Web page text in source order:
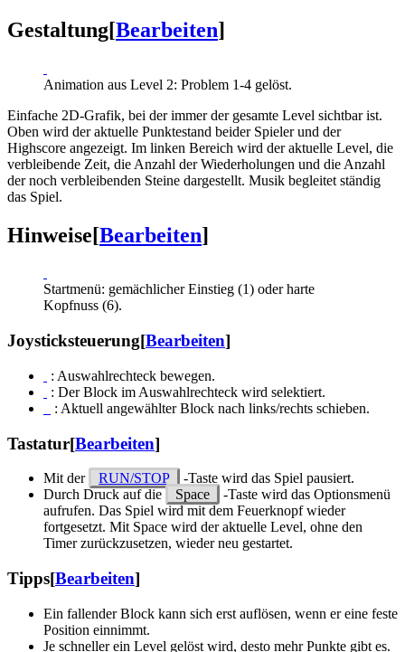
Gestaltung[Bearbeiten]
Animation aus Level 2: Problem 1-4 gelöst.
Einfache 2D-Grafik, bei der immer der gesamte Level sichtbar ist.
Oben wird der aktuelle Punktestand beider Spieler und der
Highscore angezeigt. Im linken Bereich wird der aktuelle Level, die
verbleibende Zeit, die Anzahl der Wiederholungen und die Anzahl
der noch verbleibenden Steine dargestellt. Musik begleitet ständig
das Spiel.
Hinweise[Bearbeiten]
Startmenü: gemächlicher Einstieg (1) oder harte
Kopfnuss (6).
Joysticksteuerung[Bearbeiten]
: Auswahlrechteck bewegen.
: Der Block im Auswahlrechteck wird selektiert.
: Aktuell angewählter Block nach links/rechts schieben.
Tastatur[Bearbeiten]
Mit der RUN/STOP
-Taste wird das Spiel pausiert.
Durch Druck auf die
Space
-Taste wird das Optionsmenü
aufrufen. Das Spiel wird mit dem Feuerknopf wieder
fortgesetzt. Mit Space wird der aktuelle Level, ohne den
Timer zurückzusetzen, wieder neu gestartet.
Tipps[Bearbeiten]
Ein fallender Block kann sich erst auflösen, wenn er eine feste
Position einnimmt.
Je schneller ein Level gelöst wird, desto mehr Punkte gibt es.